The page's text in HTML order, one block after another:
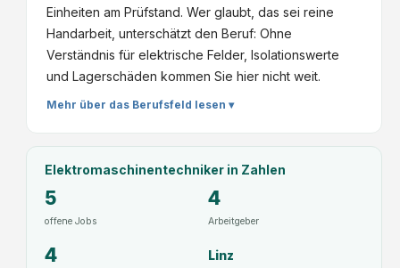
Einheiten am Prüfstand. Wer glaubt, das sei reine
Handarbeit, unterschätzt den Beruf: Ohne
Verständnis für elektrische Felder, Isolationswerte
und Lagerschäden kommen Sie hier nicht weit.
Mehr über das Berufsfeld lesen ▾
Elektromaschinentechnikerin Zahlen
5
offene Jobs
4
Arbeitgeber
4 Linz